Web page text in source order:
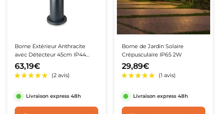
★★★★★
★★★★★
Borne Extérieur Anthracite
avec Détecteur 45cm IP44
pour Ampoule E27
63,19€
Livraison express 48h
Borne de Jardin Solaire
Crépusculaire IP65 2W
29,89€
Livraison express 48h